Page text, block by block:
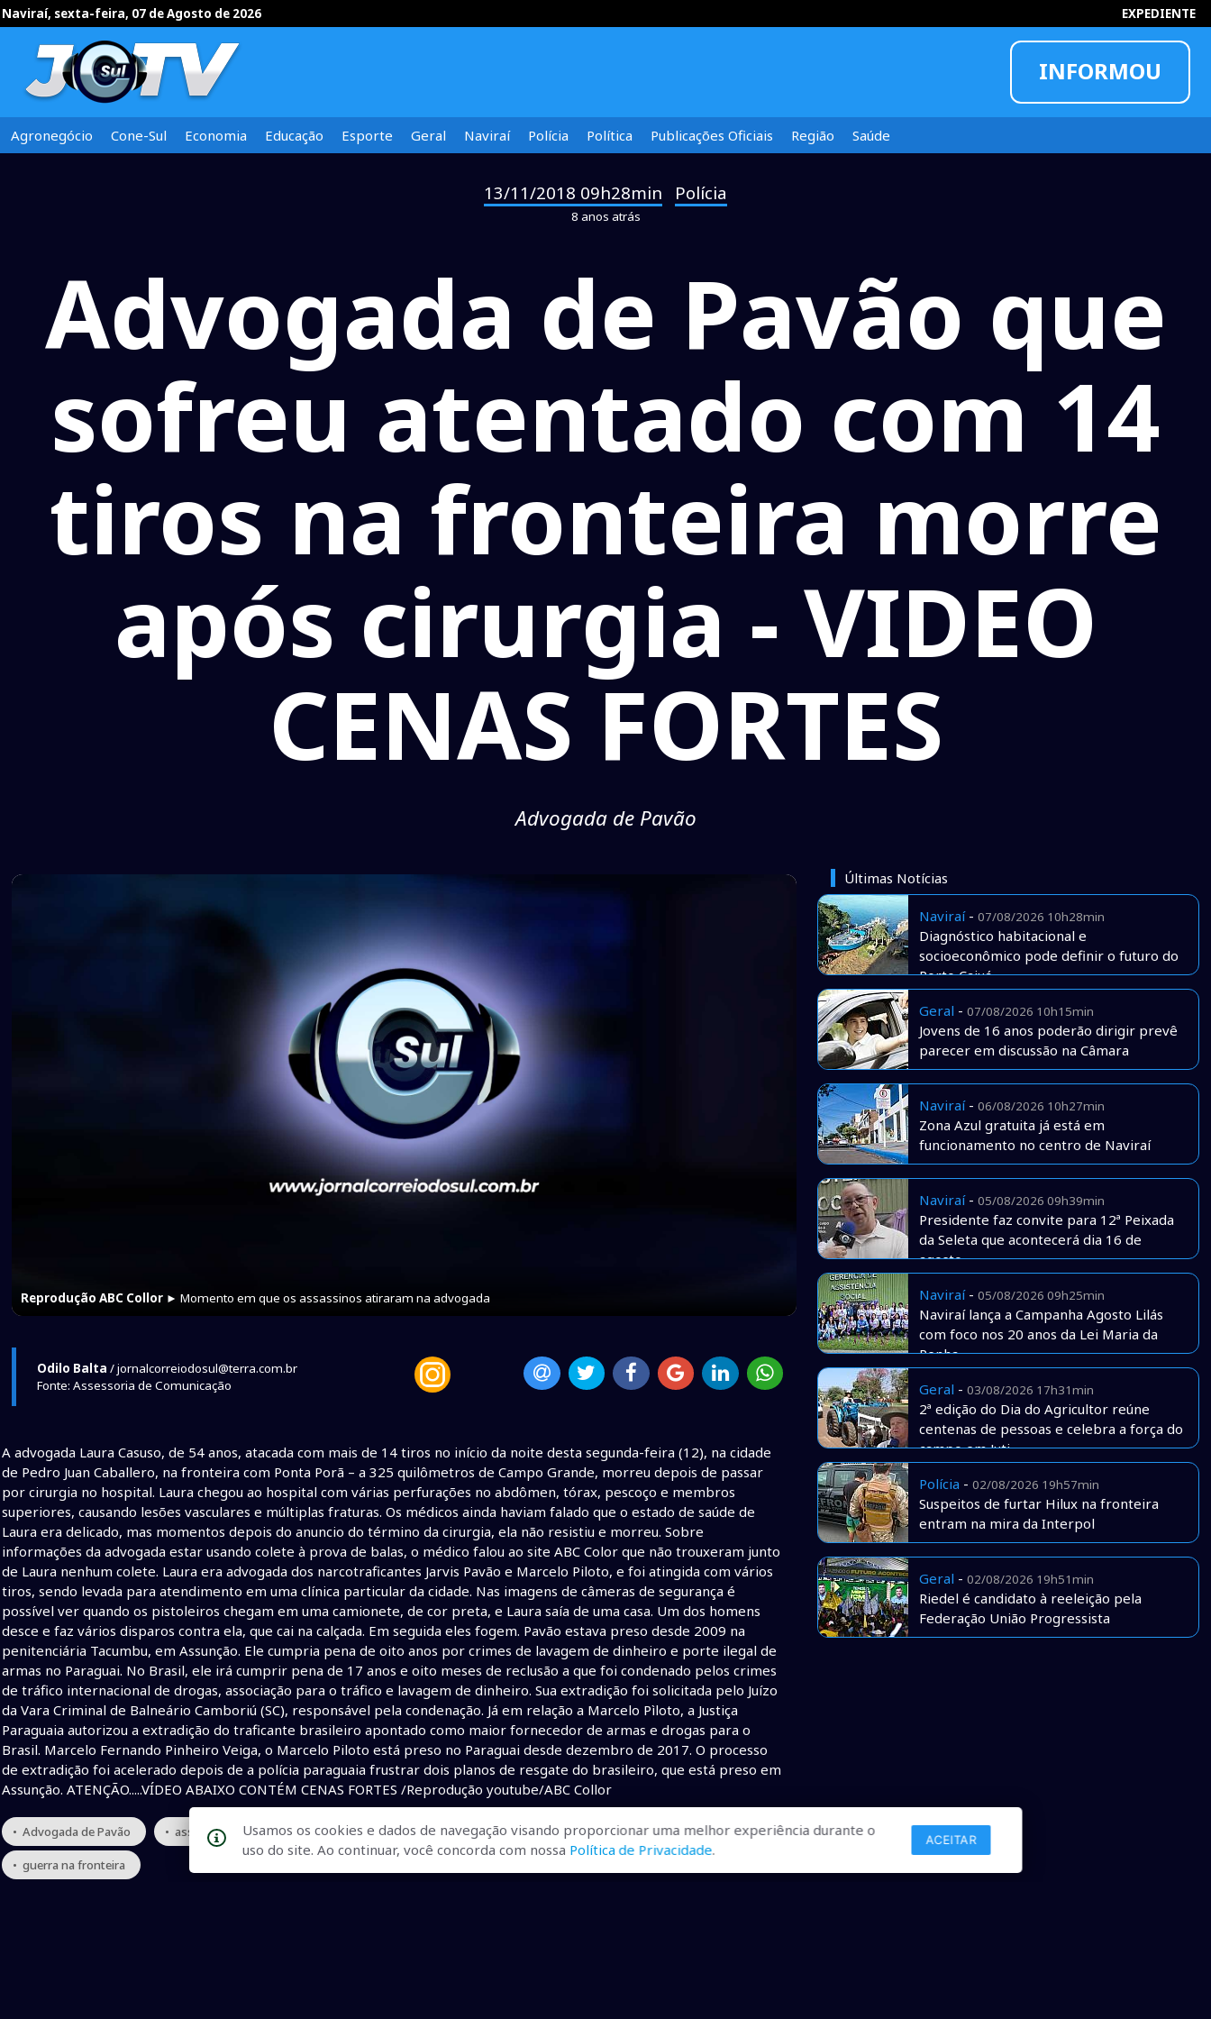
Naviraí, sexta-feira, 07 de Agosto de 2026 EXPEDIENTE
INFORMOU
Agronegócio Cone-Sul Economia Educação Esporte Geral Naviraí Polícia Política Publicações Oficiais Região Saúde
13/11/2018 09h28min Polícia
8 anos atrás
Advogada de Pavão que
sofreu atentado com 14
tiros na fronteira morre
após cirurgia - VIDEO
CENAS FORTES
Advogada de Pavão
Reprodução ABC Collor ► Momento em que os assassinos atiraram na advogada
Odilo Balta / jornalcorreiodosul@terra.com.br
Fonte: Assessoria de Comunicação
A advogada Laura Casuso, de 54 anos, atacada com mais de 14 tiros no início da noite desta segunda-feira (12), na cidade
de Pedro Juan Caballero, na fronteira com Ponta Porã – a 325 quilômetros de Campo Grande, morreu depois de passar
por cirurgia no hospital. Laura chegou ao hospital com várias perfurações no abdômen, tórax, pescoço e membros
superiores, causando lesões vasculares e múltiplas fraturas. Os médicos ainda haviam falado que o estado de saúde de
Laura era delicado, mas momentos depois do anuncio do término da cirurgia, ela não resistiu e morreu. Sobre
informações da advogada estar usando colete à prova de balas, o médico falou ao site ABC Color que não trouxeram junto
de Laura nenhum colete. Laura era advogada dos narcotraficantes Jarvis Pavão e Marcelo Piloto, e foi atingida com vários
tiros, sendo levada para atendimento em uma clínica particular da cidade. Nas imagens de câmeras de segurança é
possível ver quando os pistoleiros chegam em uma camionete, de cor preta, e Laura saía de uma casa. Um dos homens
desce e faz vários disparos contra ela, que cai na calçada. Em seguida eles fogem. Pavão estava preso desde 2009 na
penitenciária Tacumbu, em Assunção. Ele cumpria pena de oito anos por crimes de lavagem de dinheiro e porte ilegal de
armas no Paraguai. No Brasil, ele irá cumprir pena de 17 anos e oito meses de reclusão a que foi condenado pelos crimes
de tráfico internacional de drogas, associação para o tráfico e lavagem de dinheiro. Sua extradição foi solicitada pelo Juízo
da Vara Criminal de Balneário Camboriú (SC), responsável pela condenação. Já em relação a Marcelo Pìloto, a Justiça
Paraguaia autorizou a extradição do traficante brasileiro apontado como maior fornecedor de armas e drogas para o
Brasil. Marcelo Fernando Pinheiro Veiga, o Marcelo Piloto está preso no Paraguai desde dezembro de 2017. O processo
de extradição foi acelerado depois de a polícia paraguaia frustrar dois planos de resgate do brasileiro, que está preso em
Assunção. ATENÇÃO.....VÍDEO ABAIXO CONTÉM CENAS FORTES /Reprodução youtube/ABC Collor
• Advogada de Pavão • assassinada no Paraguai • advogada Laura casuso • Pavão • Paraguai • Armas e drogas
• guerra na fronteira
Últimas Notícias
Naviraí- 07/08/2026 10h28min
Diagnóstico habitacional e
socioeconômico pode definir o futuro do
Porto Caiuá
Geral - 07/08/2026 10h15min
Jovens de 16 anos poderão dirigir prevê
parecer em discussão na Câmara
Naviraí- 06/08/2026 10h27min
Zona Azul gratuita já está em
funcionamento no centro de Naviraí
Naviraí- 05/08/2026 09h39min
Presidente faz convite para 12ª Peixada
da Seleta que acontecerá dia 16 de
agosto
Naviraí- 05/08/2026 09h25min
Naviraí lança a Campanha Agosto Lilás
com foco nos 20 anos da Lei Maria da
Penha
Geral - 03/08/2026 17h31min
2ª edição do Dia do Agricultor reúne
centenas de pessoas e celebra a força do
campo em Juti
Polícia - 02/08/2026 19h57min
Suspeitos de furtar Hilux na fronteira
entram na mira da Interpol
Geral - 02/08/2026 19h51min
Riedel é candidato à reeleição pela
Federação União Progressista
Usamos os cookies e dados de navegação visando proporcionar uma melhor experiência durante o
uso do site. Ao continuar, você concorda com nossa Política de Privacidade.
ACEITAR